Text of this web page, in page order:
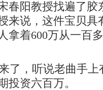
春阳教授找遍了胶
来说，这件宝贝具
拿着600万从一百
了，听说老曲手上
投资六百万。